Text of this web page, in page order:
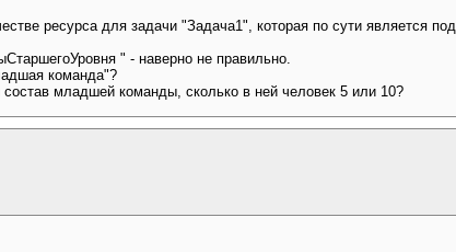
ресурса для задачи "Задача1", которая по сути является
" - наверно не правильно.
команда"?
младшей команды, сколько в ней человек 5 или 10?